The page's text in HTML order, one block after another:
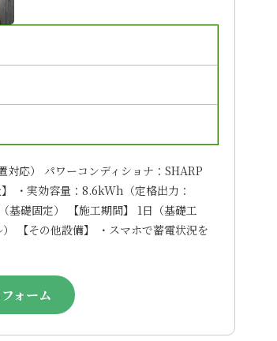
対応） パワーコンディショナ：SHARP
・実効容量：8.6kWh（定格出力：
基礎固定） 【施工期間】 1日（基礎工
【その他設備】 ・スマホで蓄電状況を
ォーム